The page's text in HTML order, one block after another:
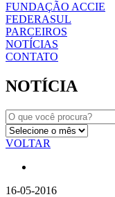
FUNDAÇÃO ACCIE
FEDERASUL
PARCEIROS
NOTÍCIAS
CONTATO
NOTÍCIA
VOLTAR
16-05-2016